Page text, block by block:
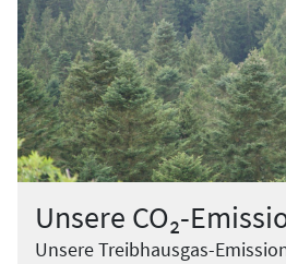
Unsere CO₂-
Unsere Treibhausgas-